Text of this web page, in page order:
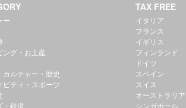
ー
ング・お土産
カルチャー・歴史
ビティ・スポーツ
・鉄道
TAX FREE
イタリア
フランス
イギリス
フィンランド
ドイツ
スペイン
スイス
オーストラリア
シンガポール